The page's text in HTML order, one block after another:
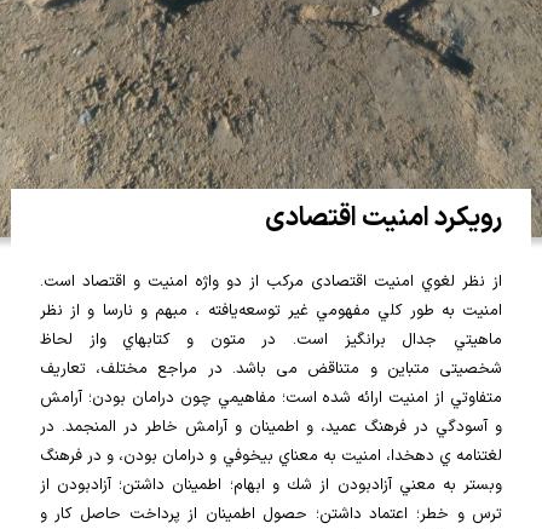
رویکرد امنیت اقتصادی
از نظر لغوي امنيت اقتصادی مرکب از دو واژه امنیت و اقتصاد است.
امنیت به طور كلي مفهومي غير توسعه‌يافته ، مبهم و نارسا و از نظر
ماهيتي جدال برانگيز است. در متون و كتابهاي واز لحاظ
شخصيتی متباين و متناقض می باشد. در مراجع مختلف، تعاريف
متفاوتي از امنيت ارائه شده است؛ مفاهيمي چون درامان بودن؛ آرامش
و آسودگي در فرهنگ عميد، و اطمينان و آرامش خاطر در المنجمد. در
لغتنامه ي دهخدا، امنيت به معناي بيخوفي و درامان بودن، و در فرهنگ
وبستر به معني آزادبودن از شك و ابهام؛ اطمينان داشتن؛ آزادبودن از
ترس و خطر؛ اعتماد داشتن؛ حصول اطمينان از پرداخت حاصل كار و